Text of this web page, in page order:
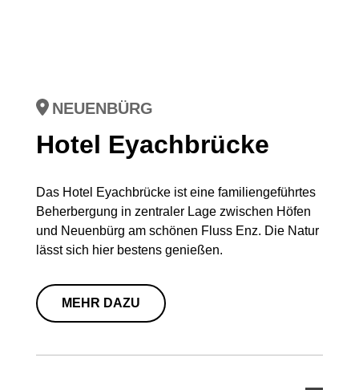
NEUENBÜRG
Hotel Eyachbrücke
Das Hotel Eyachbrücke ist eine familiengeführtes
Beherbergung in zentraler Lage zwischen Höfen
und Neuenbürg am schönen Fluss Enz. Die Natur
lässt sich hier bestens genießen.
MEHR DAZU